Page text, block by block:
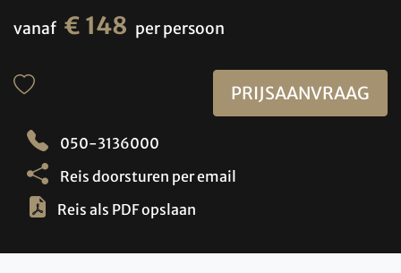
vanaf € 148 per persoon
PRIJSAANVRAAG
050-3136000
Reis doorsturen per email
Reis als PDF opslaan